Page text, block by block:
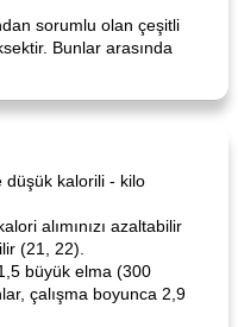
sorumlu olan çeşitli
Bunlar arasında
düşük kalorili - kilo
alımınızı azaltabilir
(21, 22).
büyük elma (300
çalışma boyunca 2,9